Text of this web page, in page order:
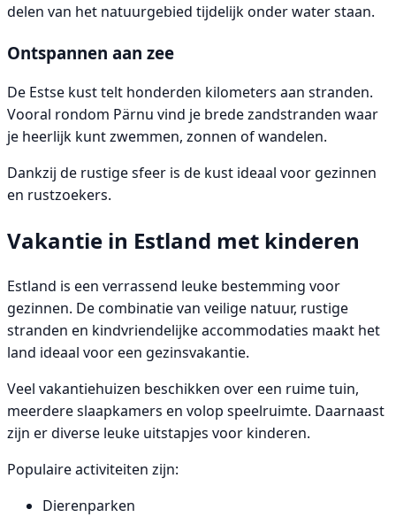
delen van het natuurgebied tijdelijk onder water staan.
Ontspannen aan zee
De Estse kust telt honderden kilometers aan stranden.
Vooral rondom Pärnu vind je brede zandstranden waar
je heerlijk kunt zwemmen, zonnen of wandelen.
Dankzij de rustige sfeer is de kust ideaal voor gezinnen
en rustzoekers.
Vakantie in Estland met kinderen
Estland is een verrassend leuke bestemming voor
gezinnen. De combinatie van veilige natuur, rustige
stranden en kindvriendelijke accommodaties maakt het
land ideaal voor een gezinsvakantie.
Veel vakantiehuizen beschikken over een ruime tuin,
meerdere slaapkamers en volop speelruimte. Daarnaast
zijn er diverse leuke uitstapjes voor kinderen.
Populaire activiteiten zijn:
Dierenparken